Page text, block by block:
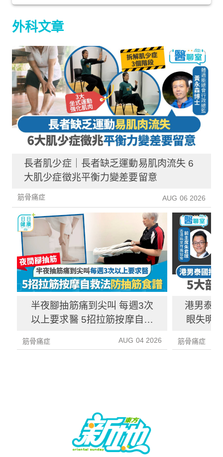
外科文章
長者肌少症｜長者缺乏運動易肌肉流失 6
大肌少症徵兆平衡力變差要留意
筋骨痛症 AUG 06 2026
半夜腳抽筋痛到尖叫 每週3次
以上要求醫 5招拉筋按摩自救
筋骨痛症 AUG 04 2026
港男泰
眼失明
筋骨痛症